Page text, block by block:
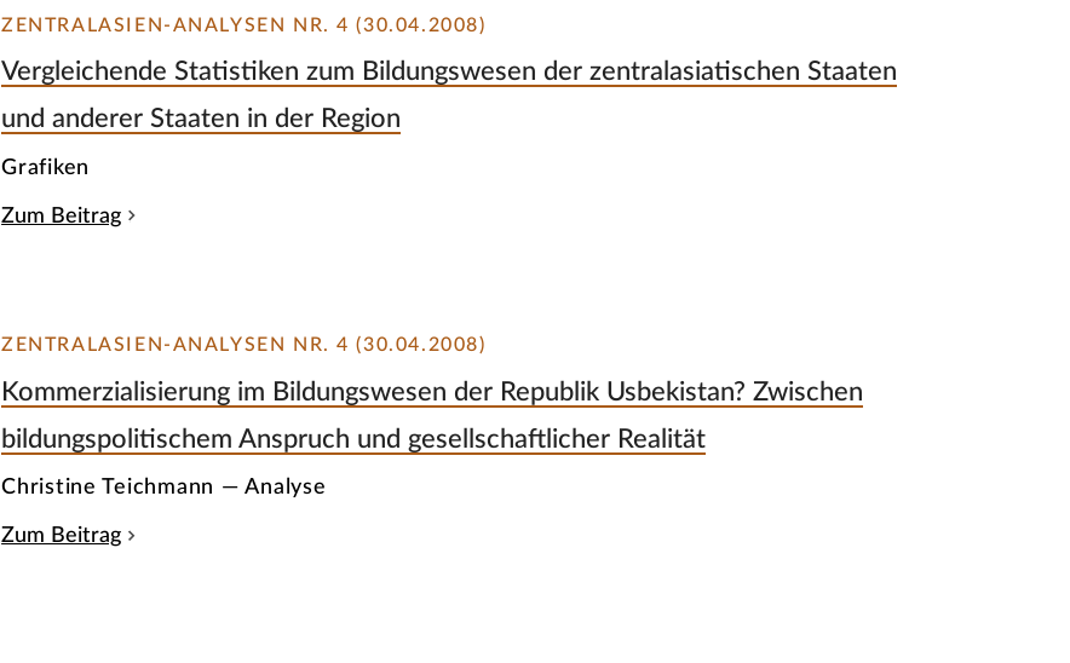
ZENTRALASIEN-ANALYSEN NR. 4 (30.04.2008)
Vergleichende Statistiken zum Bildungswesen der zentralasiatischen Staaten
und anderer Staaten in der Region
Grafiken
Zum Beitrag
ZENTRALASIEN-ANALYSEN NR. 4 (30.04.2008)
Kommerzialisierung im Bildungswesen der Republik Usbekistan? Zwischen
bildungspolitischem Anspruch und gesellschaftlicher Realität
Christine Teichmann — Analyse
Zum Beitrag